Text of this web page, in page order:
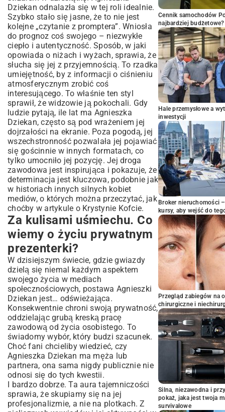
Dziekan odnalazła się w tej roli idealnie.
Szybko stało się jasne, że to nie jest
kolejne „czytanie z promptera”. Wniosła
do prognoz coś swojego – niezwykłe
ciepło i autentyczność. Sposób, w jaki
opowiada o niżach i wyżach, sprawia, że
słucha się jej z przyjemnością. To rzadka
umiejętność, by z informacji o ciśnieniu
atmosferycznym zrobić coś
interesującego. To właśnie ten styl
sprawił, że widzowie ją pokochali. Gdy
ludzie pytają, ile lat ma Agnieszka
Dziekan, często są pod wrażeniem jej
dojrzałości na ekranie. Poza pogodą, jej
wszechstronność pozwalała jej pojawiać
się gościnnie w innych formatach, co
tylko umocniło jej pozycję. Jej droga
zawodowa jest inspirująca i pokazuje, że
determinacja jest kluczowa, podobnie jak
w historiach innych silnych kobiet
mediów, o których można przeczytać, jak
choćby w artykule o Krystynie Kofcie.
Za kulisami uśmiechu. Co
wiemy o życiu prywatnym
prezenterki?
W dzisiejszym świecie, gdzie gwiazdy
dzielą się niemal każdym aspektem
swojego życia w mediach
społecznościowych, postawa Agnieszki
Dziekan jest… odświeżająca.
Konsekwentnie chroni swoją prywatność,
oddzielając grubą kreską pracę
zawodową od życia osobistego. To
świadomy wybór, który budzi szacunek.
Choć fani chcieliby wiedzieć, czy
Agnieszka Dziekan ma męża lub
partnera, ona sama nigdy publicznie nie
odnosi się do tych kwestii.
I bardzo dobrze. Ta aura tajemniczości
sprawia, że skupiamy się na jej
profesjonalizmie, a nie na plotkach. Z
Cennik samochodów
najbardziej budżetowe?
Hale przemysłowe a
inwestycji
Broker nieruchomości
kursy, aby wejść do
Przegląd zabiegów na
chirurgiczne i
Silna, niezawodna i
pokaż, jaka jest twoja
survivalowe